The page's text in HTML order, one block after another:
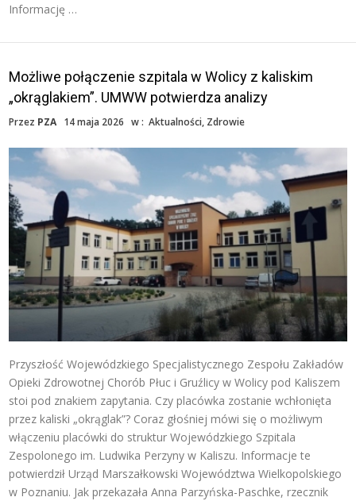
Informację …
Możliwe połączenie szpitala w Wolicy z kaliskim
„okrąglakiem”. UMWW potwierdza analizy
Przez PZA 14 maja 2026 w :Aktualności, Zdrowie
Przyszłość Wojewódzkiego Specjalistycznego Zespołu Zakładów
Opieki Zdrowotnej Chorób Płuc i Gruźlicy w Wolicy pod Kaliszem
stoi pod znakiem zapytania. Czy placówka zostanie wchłonięta
przez kaliski „okrąglak”? Coraz głośniej mówi się o możliwym
włączeniu placówki do struktur Wojewódzkiego Szpitala
Zespolonego im. Ludwika Perzyny w Kaliszu. Informacje te
potwierdził Urząd Marszałkowski Województwa Wielkopolskiego
w Poznaniu. Jak przekazała Anna Parzyńska-Paschke, rzecznik